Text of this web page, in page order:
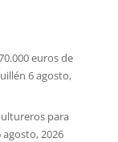
euros de
6 agosto,
para
agosto, 2026